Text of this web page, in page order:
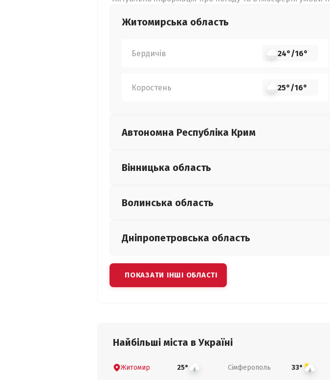
Житомирська область
Бердичів 24°/16°
Коростень 25°/16°
Автономна Республіка Крим
Вінницька область
Волинська область
Дніпропетровська область
ПОКАЗАТИ ІНШІ ОБЛАСТІ
Найбільші міста в Україні
Житомир 25° Сімферополь 33°